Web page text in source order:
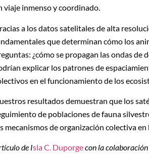
viaje inmenso y coordinado.
a los datos satelitales de alta
que determinan cómo los
¿cómo se propagan las ondas de
explicar los patrones de
en el funcionamiento de los
resultados demuestran que los
de poblaciones de fauna
mecanismos de organización colectiva
de Isla C. Duporgecon la colaboración